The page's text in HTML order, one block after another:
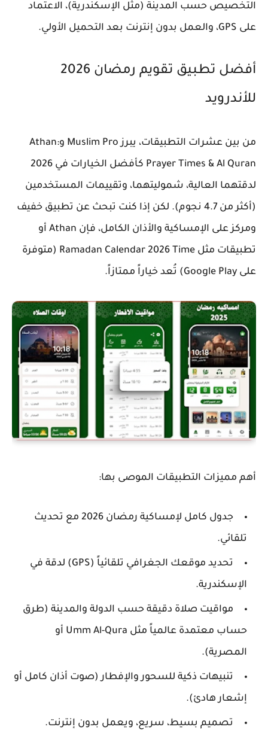
التخصيص حسب المدينة (مثل الإسكندرية)، الاعتماد
على GPS، والعمل بدون إنترنت بعد التحميل الأولي.
أفضل تطبيق تقويم رمضان 2026
للأندرويد
من بين عشرات التطبيقات، يبرزMuslim Pro وAthan:
Prayer Times & Al Quran
كأفضل الخيارات في 2026
لدقتهما العالية، شموليتهما، وتقييمات المستخدمين
(أكثر من 4.7 نجوم). لكن إذا كنت تبحث عن تطبيق خفيف
ومركز على الإمساكية والأذان الكامل، فإن Athan أو
تطبيقات مثل Ramadan Calendar 2026 Time (متوفرة
على Google Play) تُعد خياراً ممتازاً.
أهم مميزات التطبيقات الموصى بها:
جدول كامل لإمساكية رمضان 2026 مع تحديث
تلقائي.
تحديد موقعك الجغرافي تلقائياً (GPS) لدقة في
الإسكندرية.
مواقيت صلاة دقيقة حسب الدولة والمدينة (طرق
حساب معتمدة عالمياً مثل Umm Al-Qura أو
المصرية).
تنبيهات ذكية للسحور والإفطار (صوت أذان كامل أو
إشعار هادئ).
تصميم بسيط، سريع، ويعمل بدون إنترنت.